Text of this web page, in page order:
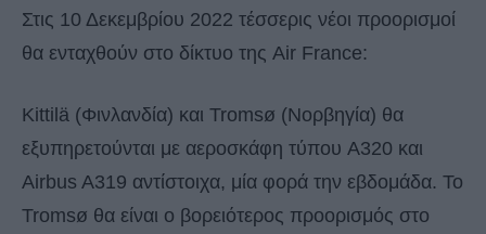
Στις 10 Δεκεμβρίου 2022 τέσσερις νέοι προορισμοί
θα ενταχθούν στο δίκτυο της Air France:
Kittilä (Φινλανδία) και Tromsø (Νορβηγία) θα
εξυπηρετούνται με αεροσκάφη τύπου A320 και
Airbus A319 αντίστοιχα, μία φορά την εβδομάδα. Το
Tromsø θα είναι ο βορειότερος προορισμός στο